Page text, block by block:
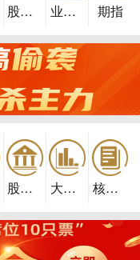
股民学校 业绩预告 期指
股民学校 大盘分析 核心内参